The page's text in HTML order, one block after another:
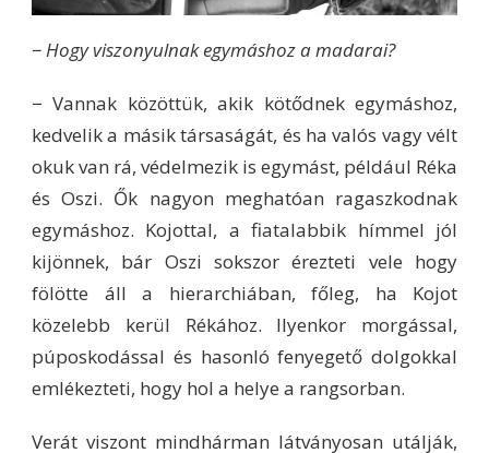
− Hogy viszonyulnak egymáshoz a madarai?
− Vannak közöttük, akik kötődnek egymáshoz,
kedvelik a másik társaságát, és ha valós vagy vélt
okuk van rá, védelmezik is egymást, például Réka
és Oszi. Ők nagyon meghatóan ragaszkodnak
egymáshoz. Kojottal, a fiatalabbik hímmel jól
kijönnek, bár Oszi sokszor érezteti vele hogy
fölötte áll a hierarchiában, főleg, ha Kojot
közelebb kerül Rékához. Ilyenkor morgással,
púposkodással és hasonló fenyegető dolgokkal
emlékezteti, hogy hol a helye a rangsorban.
Verát viszont mindhárman látványosan utálják,